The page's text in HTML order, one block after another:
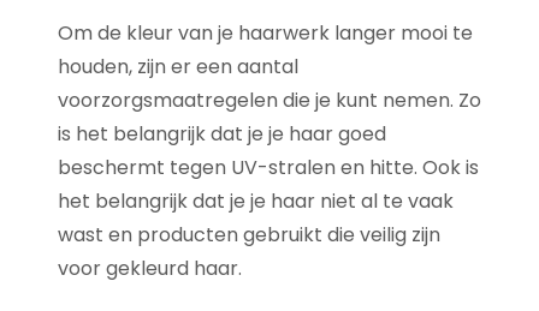
Om de kleur van je haarwerk langer mooi te
houden, zijn er een aantal
voorzorgsmaatregelen die je kunt nemen. Zo
is het belangrijk dat je je haar goed
beschermt tegen UV-stralen en hitte. Ook is
het belangrijk dat je je haar niet al te vaak
wast en producten gebruikt die veilig zijn
voor gekleurd haar.